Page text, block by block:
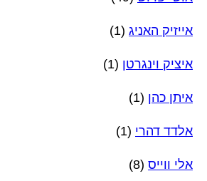
אייזיק האניג (1)
איציק וינגרטן (1)
איתן כהן (1)
אלדד דהרי (1)
אלי ווייס (8)